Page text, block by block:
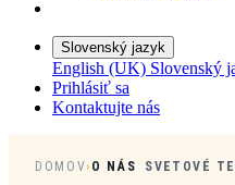
Slovenský jazyk
English (UK) Slovenský
Prihlásiť sa
Kontaktujte nás
DOMOV› O NÁS SVETOVÉ